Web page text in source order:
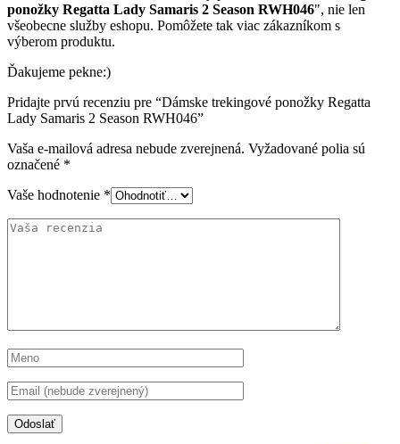
ponožky Regatta Lady Samaris 2 Season RWH046", nie len
všeobecne služby eshopu. Pomôžete tak viac zákazníkom s
výberom produktu.
Ďakujeme pekne:)
Pridajte prvú recenziu pre “Dámske trekingové ponožky Regatta
Lady Samaris 2 Season RWH046”
Vaša e-mailová adresa nebude zverejnená. Vyžadované polia sú
označené *
Vaše hodnotenie *